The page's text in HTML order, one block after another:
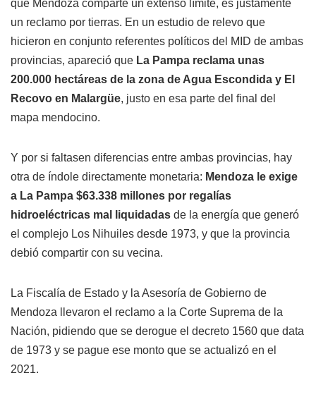
que Mendoza comparte un extenso límite, es justamente
un reclamo por tierras. En un estudio de relevo que
hicieron en conjunto referentes políticos del MID de ambas
provincias, apareció que La Pampa reclama unas
200.000 hectáreas de la zona de Agua Escondida y El
Recovo en Malargüe, justo en esa parte del final del
mapa mendocino.
Y por si faltasen diferencias entre ambas provincias, hay
otra de índole directamente monetaria: Mendoza le exige
a La Pampa $63.338 millones por regalías
hidroeléctricas mal liquidadas de la energía que generó
el complejo Los Nihuiles desde 1973, y que la provincia
debió compartir con su vecina.
La Fiscalía de Estado y la Asesoría de Gobierno de
Mendoza llevaron el reclamo a la Corte Suprema de la
Nación, pidiendo que se derogue el decreto 1560 que data
de 1973 y se pague ese monto que se actualizó en el
2021.